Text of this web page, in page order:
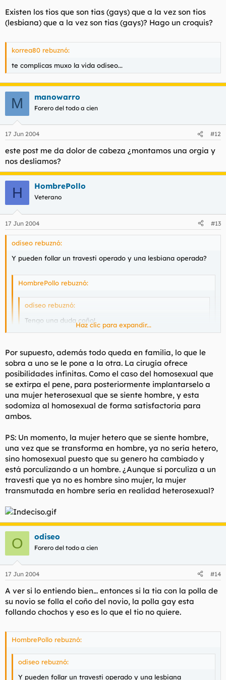
Existen los tios que son tias (gays) que a la vez son tios
(lesbiana) que a la vez son tias (gays)? Hago un croquis?
korrea80 rebuznó:
te complicas muxo la vida odiseo...
M manowarro
Forero del todo a cien
17 Jun 2004 #12
este post me da dolor de cabeza ¿montamos una orgia y
nos desliamos?
H HombrePollo
Veterano
17 Jun 2004 #13
odiseo rebuznó:
Y pueden follar un travesti operado y una lesbiana operada?
HombrePollo rebuznó:
odiseo rebuznó:
Tengo una duda coño!
Porque entonces yo seria un tio que es una tia, y las
lsebianas unas tias que son unos tios. Al final el rollo
funcionaria!
Haz clic para expandir...
Hay casos de hombres que se sentian mujer y se operaron.
Lo curioso es que eran lesbianas.
Haz clic para expandir...
Haz clic para expandir...
Por supuesto, además todo queda en familia, lo que le
sobra a uno se le pone a la otra. La cirugía ofrece
posibilidades infinitas. Como el caso del homosexual que
se extirpa el pene, para posteriormente implantarselo a
una mujer heterosexual que se siente hombre, y esta
sodomiza al homosexual de forma satisfactoria para
ambos.
PS: Un momento, la mujer hetero que se siente hombre,
una vez que se transforma en hombre, ya no sería hetero,
sino homosexual puesto que su genero ha cambiado y
está porculizando a un hombre. ¿Aunque si porculiza a un
travesti que ya no es hombre sino mujer, la mujer
transmutada en hombre sería en realidad heterosexual?
O odiseo
Forero del todo a cien
17 Jun 2004 #14
A ver si lo entiendo bien... entonces si la tia con la polla de
su novio se folla el coño del novio, la polla gay esta
follando chochos y eso es lo que el tio no quiere.
HombrePollo rebuznó:
odiseo rebuznó:
Y pueden follar un travesti operado y una lesbiana